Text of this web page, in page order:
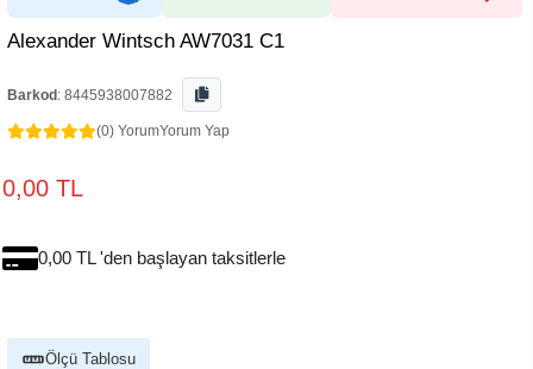
Alexander Wintsch AW7031 C1
Barkod : 8445938007882
(0) YorumYorum Yap
0,00 TL
0,00 TL 'den başlayan taksitlerle
Ölçü Tablosu